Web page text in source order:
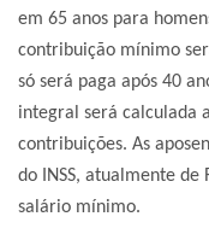
em 65 anos para
contribuição mínimo
só será paga após 40
integral será calculada
contribuições. As
do INSS, atualmente de
salário mínimo.